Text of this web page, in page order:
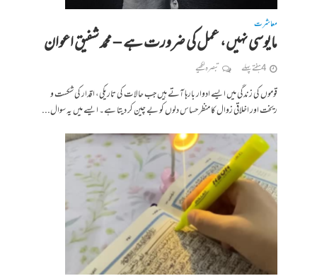
معاشرت
مایوسی نہیں، عمل کی ضرورت ہے – محمد شفیق اعوان
4 ہفتے پہلے تبصرہ لکھیے
قوموں کی زندگی میں ایسے ادوار بارہا آتے ہیں جب حالات کی تاریکی، اقدار کی شکست و
ریخت اور اخلاقی زوال کا منظر حساس دلوں کو بے چین کر دیتا ہے۔ ایسے میں یہ سوال...